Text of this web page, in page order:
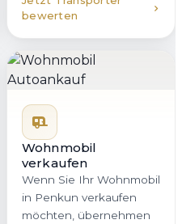
bewerten
Wohnmobil
verkaufen
Wenn Sie Ihr Wohnmobil
in Penkun verkaufen
möchten, übernehmen